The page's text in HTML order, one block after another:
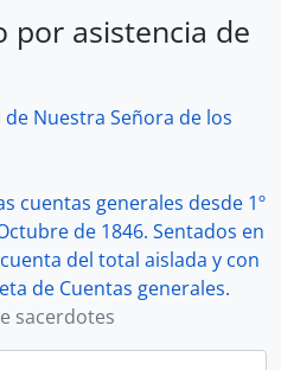
por asistencia de
Nuestra Señora de los
cuentas generales desde 1º
de 1846. Sentados en
del total aislada y con
de Cuentas generales.
sacerdotes